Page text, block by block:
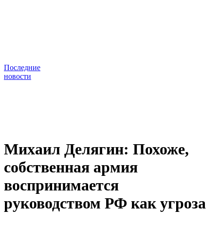
Последние
новости
Михаил Делягин: Похоже,
собственная армия
воспринимается
руководством РФ как угроза